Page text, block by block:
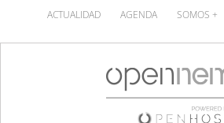
ACTUALIDAD
AGENDA SOMOS +